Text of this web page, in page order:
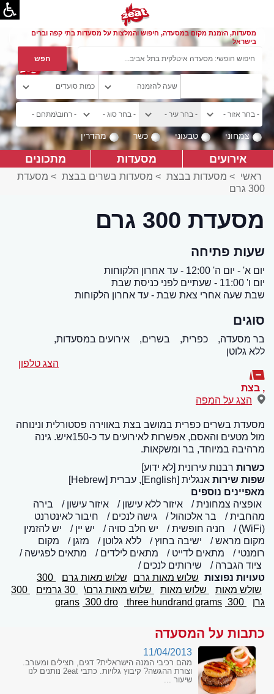
מסעדות, הזמנת מקום במסעדה, חיפוש והמלצות על מסעדות בתי קפה וברים
בישראל
צמחוני טבעוני כשר מהדרין
אירועים מסעדות מתכונים
ראשי > מסעדות בבצת > מסעדות בשרים בבצת > מסעדת
300 גרם
מסעדת 300 גרם
שעות פתיחה
יום א' - יום ה' 12:00 - עד אחרון הלקוחות
יום ו' 11:00 - שעתיים לפני כניסת שבת
שבת שעה אחרי צאת שבת - עד אחרון הלקוחות
סוגים
בר מסעדה, כפרית, בשרים,
אירועים במסעדות,
ללא גלוטן
הצג טלפון
, בצת
הצג על המפה
מסעדת בשרים כפרית במושב בצת באווירה פסטורלית ונינוחה
מול מטעים והאסם, אפשרות לאירועים עד כ-150איש. גינה
מרהיבה במיוחד, בר ומשקאות.
כשרות רבנות עירונית [לא ידוע]
שפות שירות אנגלית [English], עברית [Hebrew]
מאפיינים נוספים
אופציה צמחונית
איזור ללא עישון איזור עישון
בירה
מהחבית
בר אלכוהול גישה לנכים
חיבור לאינטרנט
(WiFi)
חניה חופשית יש חלב סויה יש יין
יש להזמין
מקום מראש
ישיבה בחוץ ללא גלוטן מזגן
מקום
רומנטי
מתאים לדייט מתאים לילדים
מתאים לפגישה
ציוד הגברה
שירותים לנכים
טעויות נפוצות שלוש מאות גרם שלוש מאות גרם
שולש מאות
שלוש מאות שלוש מאות גרם\
300
גרן
300 dro three hundrand grams
כתבות על המסעדה
11/04/2013
מהם רכיבי המנה הישראלית? דגים, חצילים ומעורב.
וצורת ההגשה? קיבוץ גלויות. כתבי 2eat נותנים לנו
שיעור ...